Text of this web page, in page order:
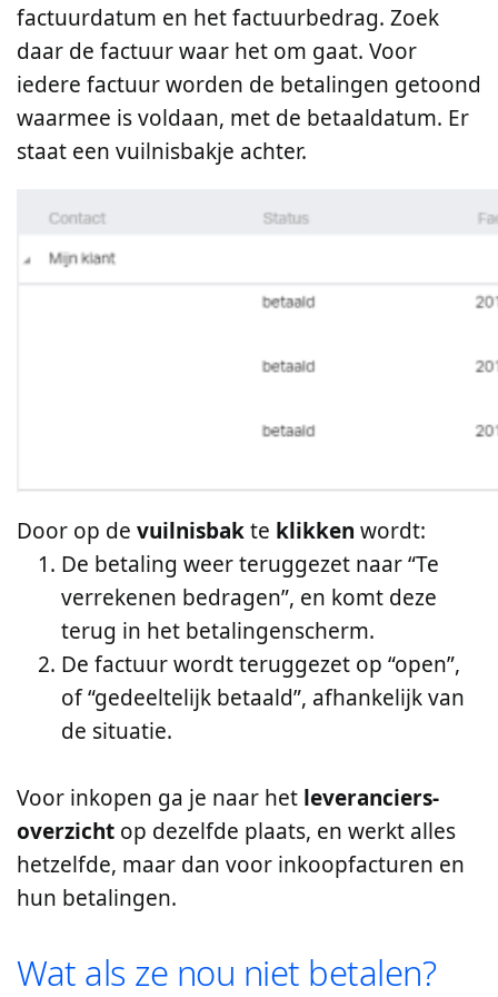
factuurdatum en het factuurbedrag. Zoek
daar de factuur waar het om gaat. Voor
iedere factuur worden de betalingen getoond
waarmee is voldaan, met de betaaldatum. Er
staat een vuilnisbakje achter.
Door op de vuilnisbakte klikken wordt:
De betaling weer teruggezet naar “Te
verrekenen bedragen”, en komt deze
terug in het betalingenscherm.
De factuur wordt teruggezet op “open”,
of “gedeeltelijk betaald”, afhankelijk van
de situatie.
Voor inkopen ga je naar het leveranciers-
overzicht op dezelfde plaats, en werkt alles
hetzelfde, maar dan voor inkoopfacturen en
hun betalingen.
Wat als ze nou niet betalen?